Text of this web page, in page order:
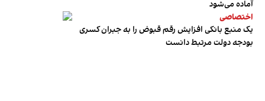
آماده می‌شود
اختصاصی
یک منبع بانکی افزایش رقم قبوض را به جبران کسری
بودجه دولت مرتبط دانست